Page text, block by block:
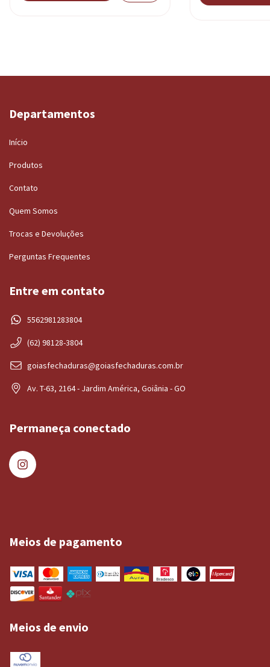
Departamentos
Início
Produtos
Contato
Quem Somos
Trocas e Devoluções
Perguntas Frequentes
Entre em contato
5562981283804
(62) 98128-3804
goiasfechaduras@goiasfechaduras.com.br
Av. T-63, 2164 - Jardim América, Goiânia - GO
Permaneça conectado
Meios de pagamento
Meios de envio